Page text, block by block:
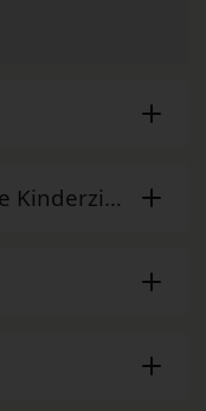
Kinderzimmer